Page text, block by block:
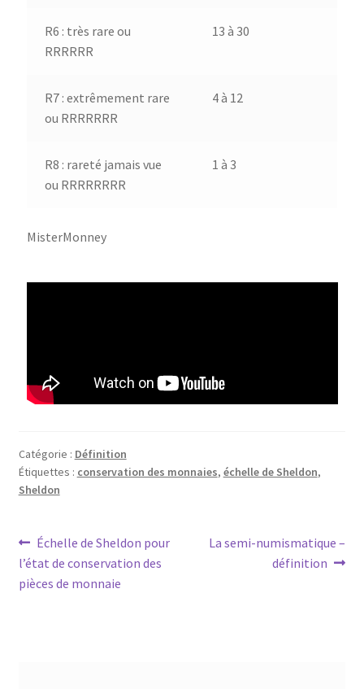
R6 : très rare ou
RRRRRR
13 à 30
R7 : extrêmement rare
ou RRRRRRR
4 à 12
R8 : rareté jamais vue
ou RRRRRRRR
1 à 3
MisterMonney
Catégorie : Définition
Étiquettes : conservation des monnaies, échelle de Sheldon,
Sheldon
Échelle de Sheldon pour
l’état de conservation des
pièces de monnaie
La semi-numismatique –
définition